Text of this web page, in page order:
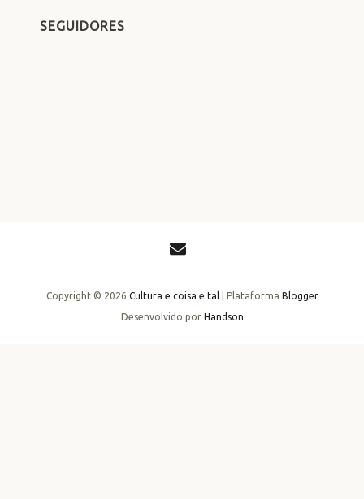
SEGUIDORES
Copyright © 2026 Cultura e coisa e tal| Plataforma Blogger
Desenvolvido por Handson